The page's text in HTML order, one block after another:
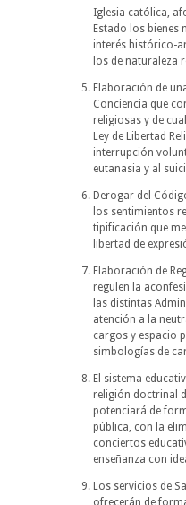
Iglesia católica,
Estado los bienes
interés histórico-
los de naturaleza
Elaboración de
Conciencia que
religiosas y de
Ley de Libertad
interrupción
eutanasia y al
Derogar del
los sentimientos
tipificación que
libertad de
Elaboración de
regulen la
las distintas
atención a la
cargos y espacio
simbologías de
El sistema
religión doctrinal
potenciará de
pública, con la
conciertos
enseñanza con
Los servicios de
ofrecerán de